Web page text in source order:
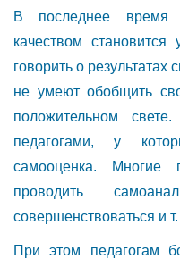
В последнее время
качеством
говорить о результатах
не умеют обобщить
положительном
педагогами, у
самооценка. Многие
проводить
совершенствоваться и т.
При этом педагогам